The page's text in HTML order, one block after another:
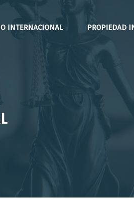
INTERNACIONAL PROPIEDAD